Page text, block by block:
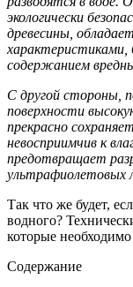
экологически
древесины,
содержанием
С другой стороны,
поверхности
прекрасно
невосприимчив к
предотвращает
ультрафиолетовых
Так что же будет,
водного?
которые необходимо
Содержание